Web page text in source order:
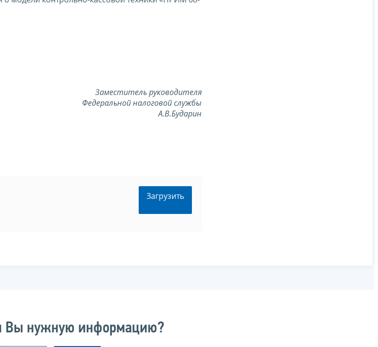
Заместитель руководителя
Федеральной налоговой службы
А.В.Бударин
Загрузить
Вы нужную информацию?